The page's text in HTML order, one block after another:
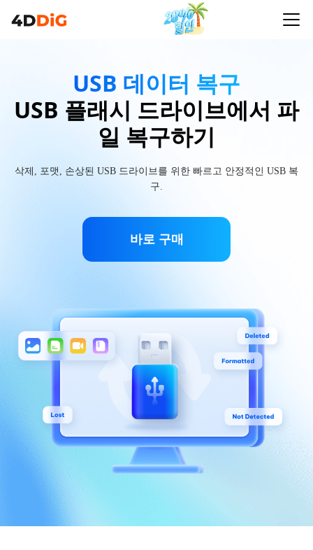
USB 데이터 복구
USB 플래시 드라이브에서 파
일 복구하기
삭제, 포맷, 손상된 USB 드라이브를 위한 빠르고 안정적인 USB 복
구.
바로 구매